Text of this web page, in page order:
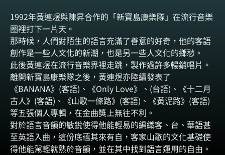
1992年黃連煜與陳昇合作的「新寶島康樂隊」在流行音樂
圈裡打下一片天。
那時候，人們對陌生的語言充滿了善意的好奇，他的客語
創作是一些人文化的新潮，也是另一些人文化的鄉愁。
此後黃連煜在流行音樂界裡走跳，製作過許多暢銷唱片。
離開新寶島康樂隊之後，黃連煜亦陸續發表了
《BANANA》(客語)、《Only Love》、(台語)、《十二月
古人》(客語)、《山歌一條路》(客語)、《黃泥路》(客語)
等五張個人專輯，在金曲獎上無往不利。
對於語言音韻的敏銳使得他能輕易的編織客、台、華語甚
至英語入曲，這份底藴其來有自，客家山歌的文化基礎使
得他能駕輕就熟於音韻，並在其中找到語言運用的自由。